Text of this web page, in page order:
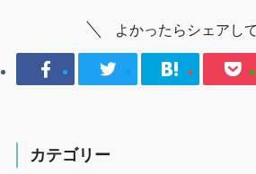
よかったらシェアし
カテゴリー